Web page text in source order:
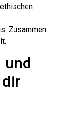
Zusammen
und